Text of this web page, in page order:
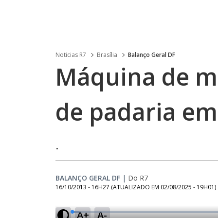
Noticias R7 Brasília Balanço Geral DF
Máquina de
de padaria
.
BALANÇO GERAL DF | Do R7
16/10/2013 - 16H27 (ATUALIZADO EM 02/08/2025 - 19H01)
A+ A-
L